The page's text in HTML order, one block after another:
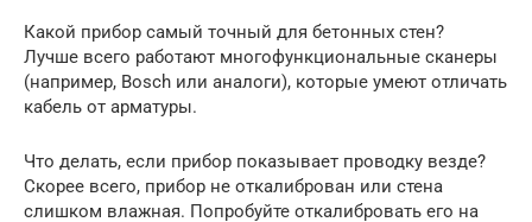
Какой прибор самый точный для бетонных стен?
Лучше всего работают многофункциональные сканеры
(например, Bosch или аналоги), которые умеют отличать
кабель от арматуры.
Что делать, если прибор показывает проводку везде?
Скорее всего, прибор не откалиброван или стена
слишком влажная. Попробуйте откалибровать его на